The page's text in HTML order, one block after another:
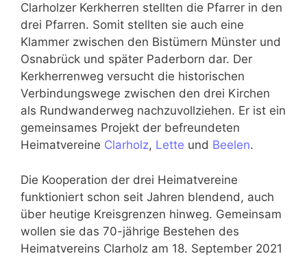
Clarholzer Kerkherren stellten die Pfarrer in den
drei Pfarren. Somit stellten sie auch eine
Klammer zwischen den Bistümern Münster und
Osnabrück und später Paderborn dar. Der
Kerkherrenweg versucht die historischen
Verbindungswege zwischen den drei Kirchen
als Rundwanderweg nachzuvollziehen. Er ist ein
gemeinsames Projekt der befreundeten
Heimatvereine Clarholz, Lette und Beelen.
Die Kooperation der drei Heimatvereine
funktioniert schon seit Jahren blendend, auch
über heutige Kreisgrenzen hinweg. Gemeinsam
wollen sie das 70-jährige Bestehen des
Heimatvereins Clarholz am 18. September 2021